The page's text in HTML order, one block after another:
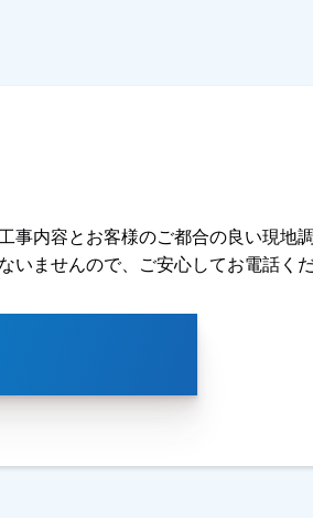
内容とお客様のご都合の良い現地
ませんので、ご安心してお電話くだ